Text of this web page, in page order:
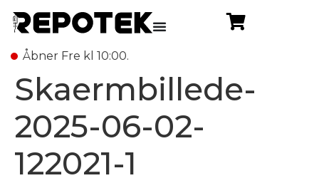
Åbner Fre kl 10:00.
Skaermbillede-
2025-06-02-
122021-1